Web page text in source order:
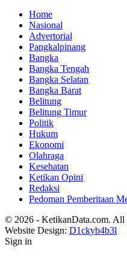
Home
Nasional
Advertorial
Pangkalpinang
Bangka
Bangka Tengah
Bangka Selatan
Bangka Barat
Belitung
Belitung Timur
Politik
Hukum
Ekonomi
Olahraga
Kesehatan
Ketikan Opini
Redaksi
Pedoman Pemberitaan
© 2026 - KetikanData.com. All
Website Design: D1ckyb4b3l
Sign in